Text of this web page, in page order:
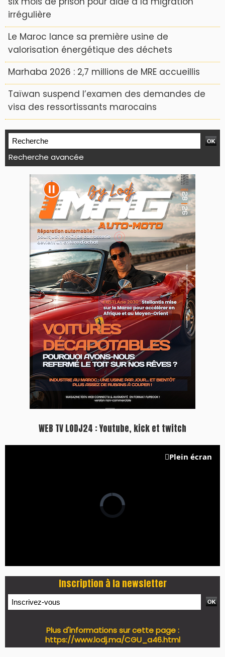
irrégulière
Le Maroc lance sa première usine de
valorisation énergétique des déchets
Marhaba 2026 : 2,7 millions de MRE accueillis
Taïwan suspend l’examen des demandes de
visa des ressortissants marocains
Recherche avancée
WEB TV LODJ24 : Youtube, kick et twitch
Plein écran
Inscription à la newsletter
Plus d'informations sur cette page :
https://www.lodj.ma/CGU_a46.html